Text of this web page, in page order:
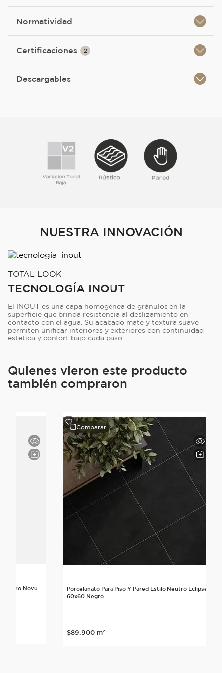
Normatividad
Certificaciones 2
Descargables
NUESTRA INNOVACIÓN
TOTAL LOOK
TECNOLOGÍA INOUT
El INOUT es una capa homogénea de gránulos en la
superficie que brinda resistencia al deslizamiento en
contacto con el agua. Su acabado mate y textura suave
permiten unificar interiores y exteriores con continuidad
estética y confort bajo cada paso.
Quienes vieron este producto
también compraron
Neutro Novu
Comparar
Porcelanato Para Piso Y Pared Estilo Neutro Eclipse
60x60 Negro
$89.900 m²